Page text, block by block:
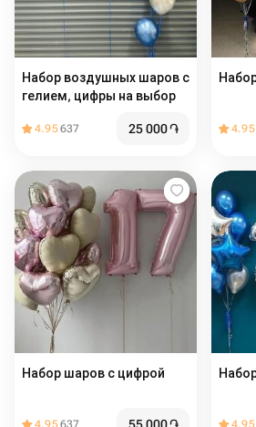
Набор воздушных шаров с
гелием, цифры на выбор
4.95637 25 000֏ 4.95
Набор шаров с цифрой
4.95637 4.95